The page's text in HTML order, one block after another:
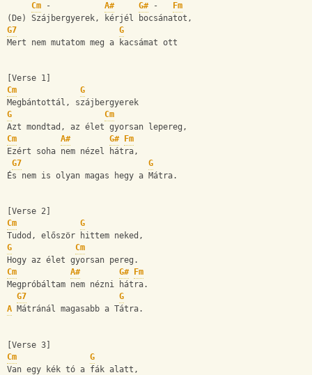
Cm - A# G# -
Fm
(De) Szájbergyerek, kérjél bocsánatot,
G7
G
Mert nem mutatom meg a kacsámat ott
[Verse 1]
Cm
G
Megbántottál, szájbergyerek
G
Cm
Azt mondtad, az élet gyorsan lepereg,
Cm
A# G#
Fm
Ezért soha nem nézel hátra,
G7
G
És nem is olyan magas hegy a Mátra.
[Verse 2]
Cm
G
Tudod, először hittem neked,
G
Cm
Hogy az élet gyorsan pereg.
Cm
A# G#
Fm
Megpróbáltam nem nézni hátra.
G7
G
A Mátránál magasabb a Tátra.
[Verse 3]
Cm
G
Van egy kék tó a fák alatt,